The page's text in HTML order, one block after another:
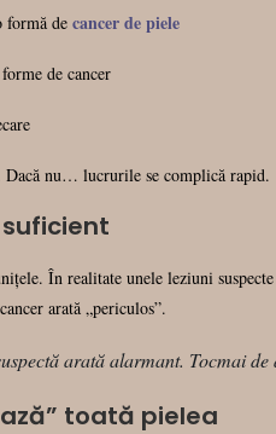
formă de cancer de piele
de cancer
Dacă nu… lucrurile se complică rapid.
În realitate unele leziuni
arată „periculos”.
arată alarmant. Tocmai de
toată pielea